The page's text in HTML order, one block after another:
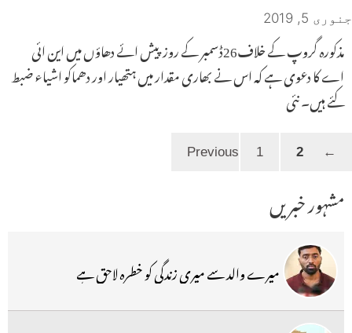
جنوری 5, 2019
مذکورہ گروپ کے خلاف26ڈسمبر کے روز پیش ائے دھاؤں میں این ائی
اے کا دعوی ہے کہ اس نے بھاری مقدار میں ہتھیار اور دھماکو اشیاء ضبط
کئے ہیں۔ نئی
←
Page 1 Page2
مشہور خبریں
میرے والد سے میری زندگی کو خطرہ لاحق ہے